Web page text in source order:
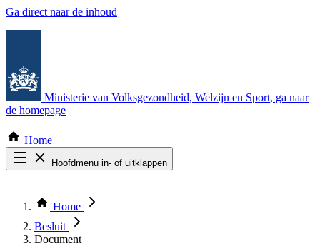
Ga direct naar de inhoud
Ministerie van Volksgezondheid, Welzijn en Sport, ga naar
de homepage
Home
Hoofdmenu in- of uitklappen
Thema COVID-19
Bekijk per bestuursorgaan
Home
Besluit
Document